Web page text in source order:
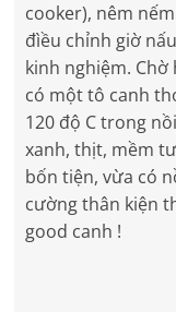
cooker), nêm
đìều chỉnh giờ
kinh nghiệm.
có một tô canh
120 độ C trong
xanh, thịt, mềm
bốn tiện, vừa có
cường thân kiện
good canh !